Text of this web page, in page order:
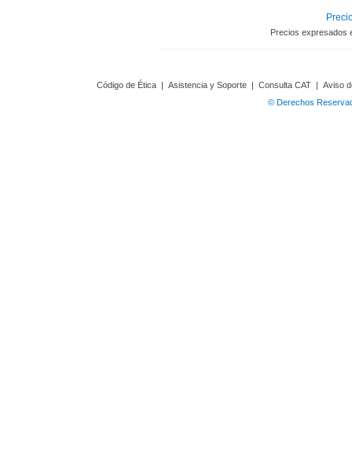
Precios expresados
Código de Ética | Asistencia y Soporte | Consulta CAT | Aviso
© Derechos